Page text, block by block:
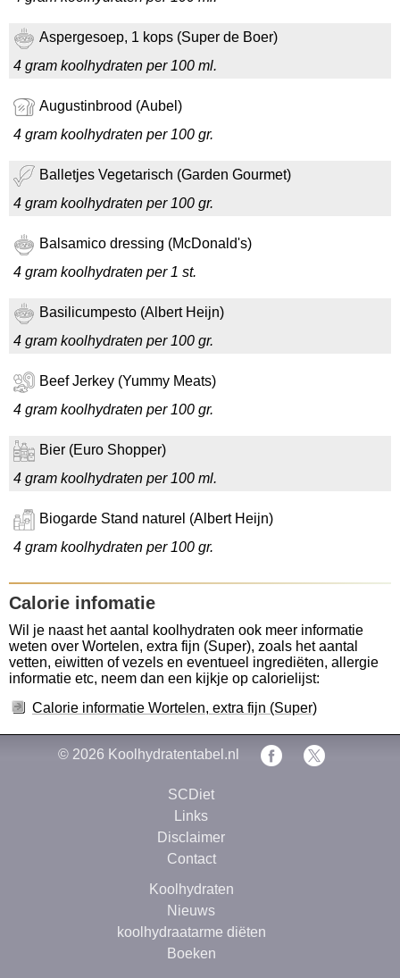
Aspergesoep, 1 kops (Super de Boer)
4 gram koolhydraten per 100 ml.
Augustinbrood (Aubel)
4 gram koolhydraten per 100 gr.
Balletjes Vegetarisch (Garden Gourmet)
4 gram koolhydraten per 100 gr.
Balsamico dressing (McDonald's)
4 gram koolhydraten per 1 st.
Basilicumpesto (Albert Heijn)
4 gram koolhydraten per 100 gr.
Beef Jerkey (Yummy Meats)
4 gram koolhydraten per 100 gr.
Bier (Euro Shopper)
4 gram koolhydraten per 100 ml.
Biogarde Stand naturel (Albert Heijn)
4 gram koolhydraten per 100 gr.
Calorie infomatie
Wil je naast het aantal koolhydraten ook meer informatie
weten over Wortelen, extra fijn (Super), zoals het aantal
vetten, eiwitten of vezels en eventueel ingrediëten, allergie
informatie etc, neem dan een kijkje op calorielijst:
Calorie informatie Wortelen, extra fijn (Super)
© 2026 Koolhydratentabel.nl
SCDiet
Links
Disclaimer
Contact
Koolhydraten
Nieuws
koolhydraatarme diëten
Boeken